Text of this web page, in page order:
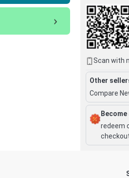
Scan with
Other
Compare
redeem